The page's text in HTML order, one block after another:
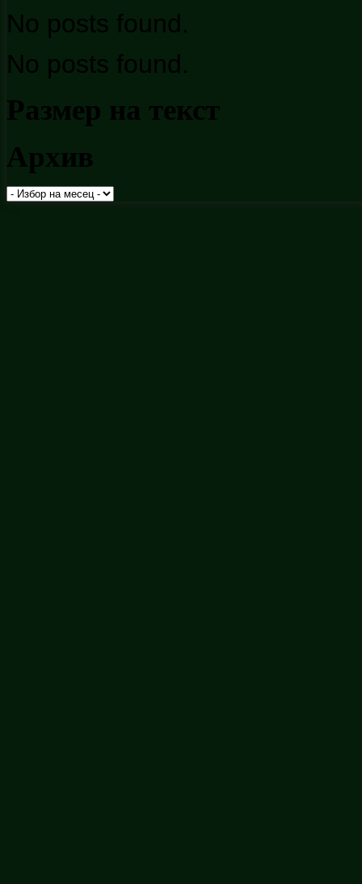
No posts found.
No posts found.
Размер на текст
Архив